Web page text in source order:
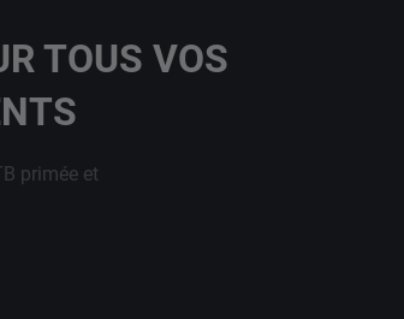
TOUS VOS
primée et